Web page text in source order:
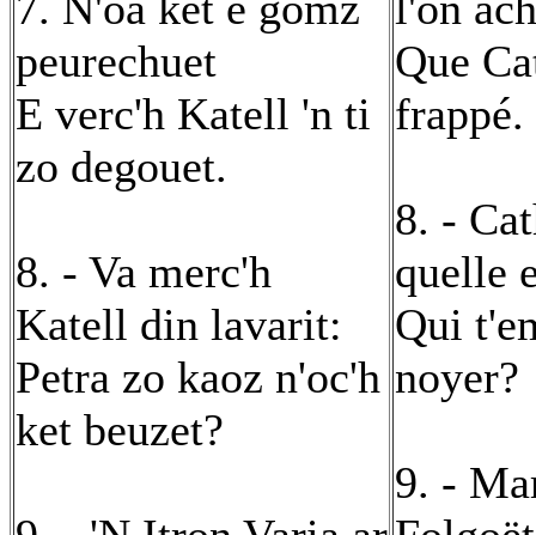
peurechuet
E verc'h Katell 'n ti
zo degouet.
8. - Va merc'h
Katell din lavarit:
Petra zo kaoz n'oc'h
ket beuzet?
Que
frappé.
8. -
quelle
Qui
noyer?
9. -